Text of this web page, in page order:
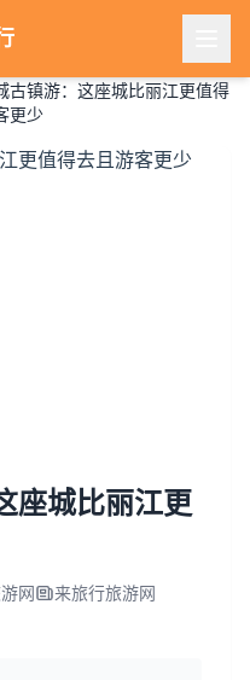
古镇游：这座城比丽江更值得
更少
座城比丽江更
网
来旅行旅游网